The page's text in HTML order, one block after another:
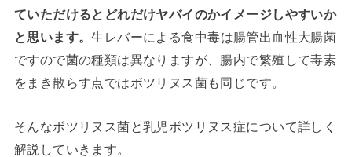
ていただけるとどれだけヤバイのかイメージしやすいか
と思います。生レバーによる食中毒は腸管出血性大腸菌
ですので菌の種類は異なりますが、腸内で繁殖して毒素
をまき散らす点ではボツリヌス菌も同じです。
そんなボツリヌス菌と乳児ボツリヌス症について詳しく
解説していきます。